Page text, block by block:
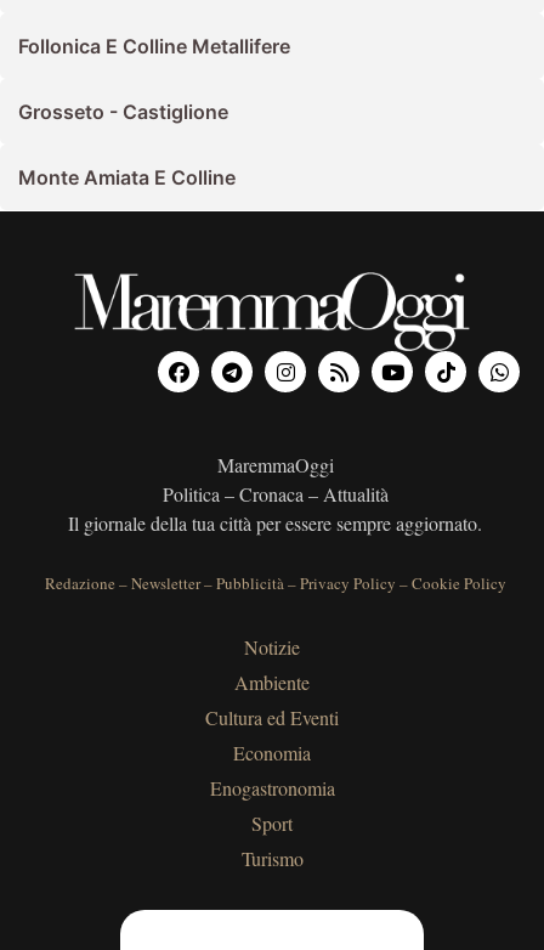
Follonica E Colline Metallifere
Grosseto - Castiglione
Monte Amiata E Colline
MaremmaOggi
Politica – Cronaca – Attualità
Il giornale della tua città per essere sempre aggiornato.
Redazione –Newsletter–Pubblicità–Privacy Policy –Cookie Policy
Notizie
Ambiente
Cultura ed Eventi
Economia
Enogastronomia
Sport
Turismo